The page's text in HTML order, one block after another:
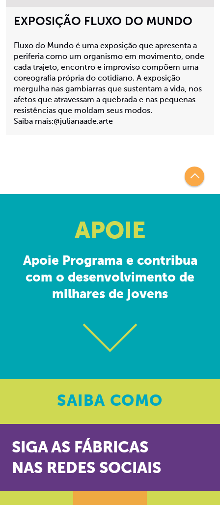
EXPOSIÇÃO FLUXO DO MUNDO
Fluxo do Mundo é uma exposição que apresenta a
periferia como um organismo em movimento, onde
cada trajeto, encontro e improviso compõem uma
coreografia própria do cotidiano. A exposição
mergulha nas gambiarras que sustentam a vida, nos
afetos que atravessam a quebrada e nas pequenas
resistências que moldam seus modos.
Saiba mais:@julianaade.arte
APOIE
Apoie Programa e contribua
com o desenvolvimento de
milhares de jovens
SAIBA COMO
SIGA AS FÁBRICAS
NAS REDES SOCIAIS